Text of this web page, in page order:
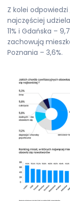
Z kolei
najczęściej
11% i Gdańska –
zachowują
Poznania – 3,6%.